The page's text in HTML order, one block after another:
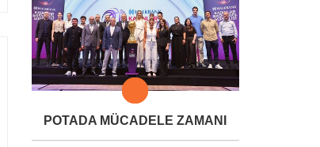
POTADA MÜCADELE ZAMANI